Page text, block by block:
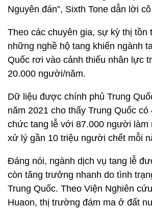
Nguyên đán”, Sixth Tone dẫn lời
Theo các chuyên gia, sự kỳ thị tồn
những nghề hộ tang khiến ngành
Quốc rơi vào cảnh thiếu nhân lực
20.000 người/năm.
Dữ liệu được chính phủ Trung
năm 2021 cho thấy Trung Quốc
chức tang lễ với 87.000 người làm
xử lý gần 10 triệu người chết mỗi
Đáng nói, ngành dịch vụ tang lễ
còn tăng trưởng nhanh do tình
Trung Quốc. Theo Viện Nghiên
Huaon, thị trường đám ma ở đất